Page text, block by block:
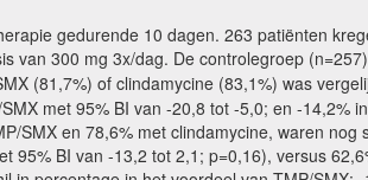
gedurende 10 dagen. 263 patiënten
van 300 mg 3x/dag. De controlegroep
(81,7%) of clindamycine (83,1%) was
met 95% BI van -20,8 tot -5,0; en -
SMX en 78,6% met clindamycine, waren
95% BI van -13,2 tot 2,1; p=0,16), versus